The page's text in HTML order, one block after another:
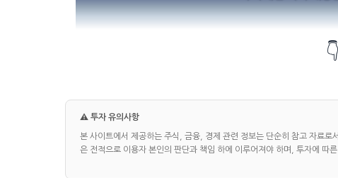
⚠️ 투자 유의사항
본 사이트에서 제공하는 주식, 금융, 경제 관련 정보는 단순히 참고 자료
은 전적으로 이용자 본인의 판단과 책임 하에 이루어져야 하며, 투자에 따